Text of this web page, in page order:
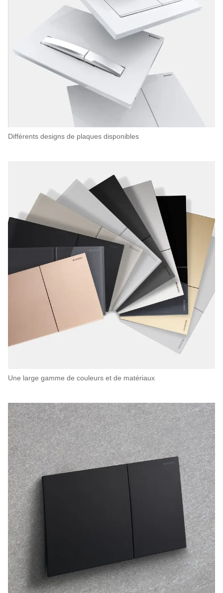
Différents designs de plaques disponibles
Une large gamme de couleurs et de matériaux